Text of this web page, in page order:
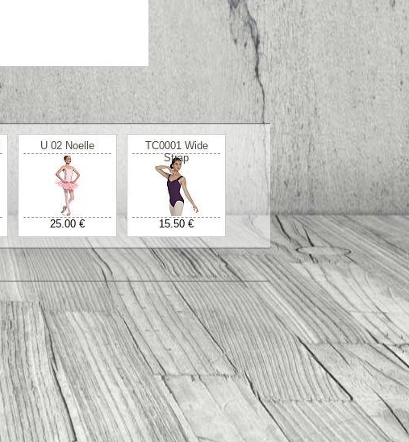
U 02 Noelle
25.00 €
TC0001 Wide
Strap
15.50 €